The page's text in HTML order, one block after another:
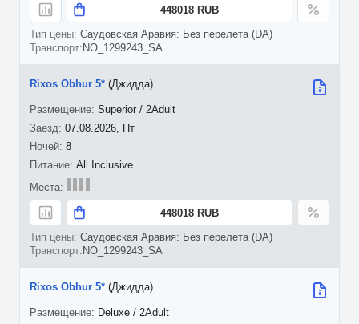
448018 RUB
Саудовская Аравия: Без перелета (DA)
NO_1299243_SA
07.08.2026, Пт
8
Rixos Obhur 5* (Джидда)
Superior / 2Adult
All Inclusive
448018 RUB
Саудовская Аравия: Без перелета (DA)
NO_1299243_SA
Rixos Obhur 5* (Джидда)
Deluxe / 2Adult